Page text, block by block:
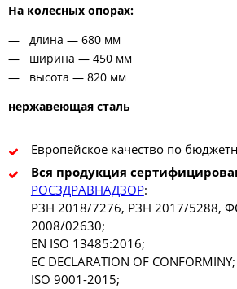
На колесных опорах:
длина — 680 мм
ширина — 450 мм
высота — 820 мм
нержавеющая сталь
Европейское качество по
Вся продукция
РОСЗДРАВНАДЗОР:
РЗН 2018/7276, РЗН 2017/5288,
2008/02630;
EN ISO 13485:2016;
EC DECLARATION OF CONFORMINY;
ISO 9001-2015;